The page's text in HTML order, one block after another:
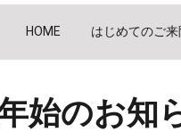
HOME はじめてのご
始のお知